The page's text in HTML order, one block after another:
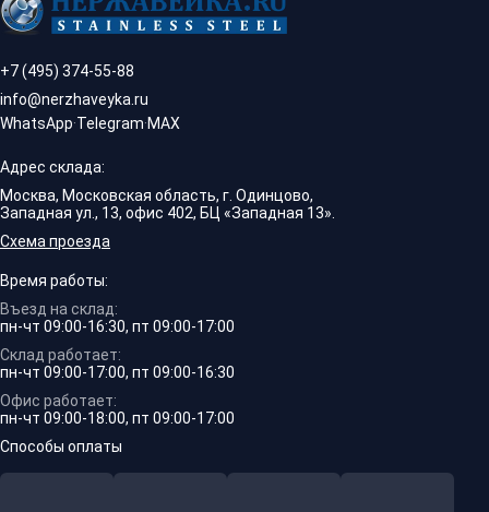
+7 (495) 374-55-88
info@nerzhaveyka.ru
WhatsApp·Telegram·MAX
Адрес склада:
Москва, Московская область, г. Одинцово,
Западная ул., 13, офис 402, БЦ «Западная 13».
Схема проезда
Время работы:
Въезд на склад:
пн-чт 09:00-16:30, пт 09:00-17:00
Склад работает:
пн-чт 09:00-17:00, пт 09:00-16:30
Офис работает:
пн-чт 09:00-18:00, пт 09:00-17:00
Способы оплаты